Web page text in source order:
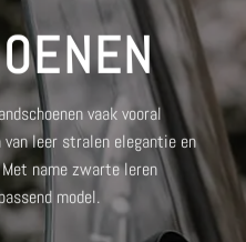
vaak vooral
van leer stralen elegantie en
namezwarte leren
model.